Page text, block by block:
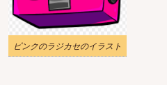
ピンクのラジカセのイラスト